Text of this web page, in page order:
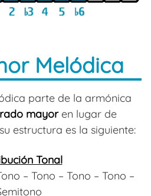
Melódica
parte de la armónica
mayoren lugar de
estructura es la siguiente:
Tonal
– Tono – Tono – Tono –